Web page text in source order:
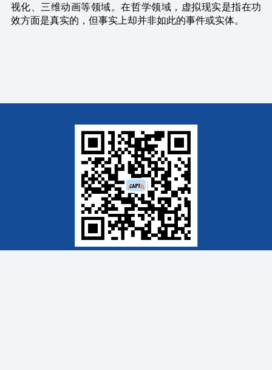
视化、三维动画等领域。在哲学领域，虚拟现实是指在功
效方面是真实的，但事实上却并非如此的事件或实体。